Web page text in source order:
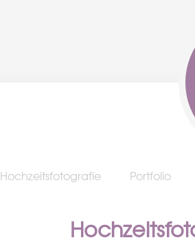
Hochzeitsfotografie Portfolio